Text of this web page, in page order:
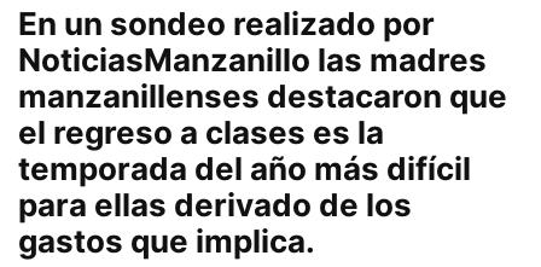
En un sondeo realizado por
NoticiasManzanillo las madres
manzanillenses destacaron que
el regreso a clases es la
temporada del año más difícil
para ellas derivado de los
gastos que implica.